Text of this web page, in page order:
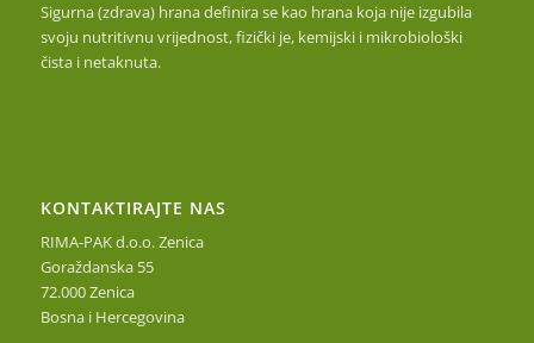
Sigurna (zdrava) hrana definira se kao hrana koja nije izgubila
svoju nutritivnu vrijednost, fizički je, kemijski i mikrobiološki
čista i netaknuta.
KONTAKTIRAJTE NAS
RIMA-PAK d.o.o. Zenica
Goraždanska 55
72.000 Zenica
Bosna i Hercegovina